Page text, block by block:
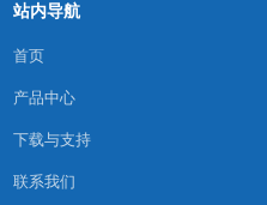
站内导航
首页
产品中心
下载与支持
联系我们